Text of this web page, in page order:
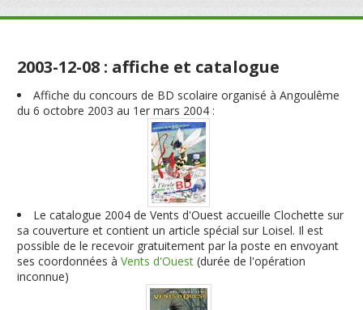
2003-12-08 : affiche et catalogue
Affiche du concours de BD scolaire organisé à Angoulême
du 6 octobre 2003 au 1er mars 2004 :
Le catalogue 2004 de Vents d'Ouest accueille Clochette sur
sa couverture et contient un article spécial sur Loisel. Il est
possible de le recevoir gratuitement par la poste en envoyant
ses coordonnées àVents d'Ouest (durée de l'opération
inconnue)